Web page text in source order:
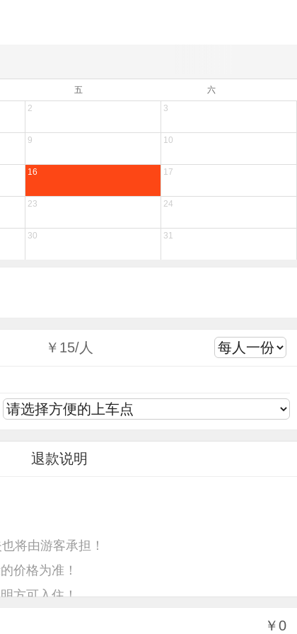
五
六
2 3
9 10
16 17
23 24
30 31
￥15/人
退款说明
将由游客承担！
价格为准！
方可入住！
￥0